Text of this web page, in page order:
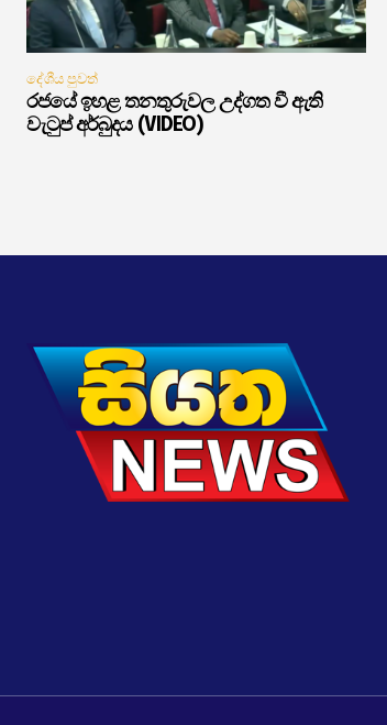
දේශීය පුවත්
රජයේ ඉහළ තනතුරුවල උද්ගත වී ඇති
වැටුප් අර්බුදය (VIDEO)